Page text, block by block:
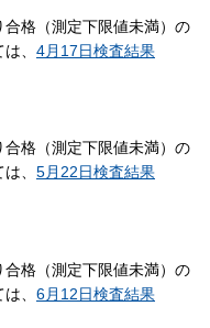
格（測定下限値未満）の
、 4月17日検査結果
格（測定下限値未満）の
、 5月22日検査結果
格（測定下限値未満）の
、 6月12日検査結果